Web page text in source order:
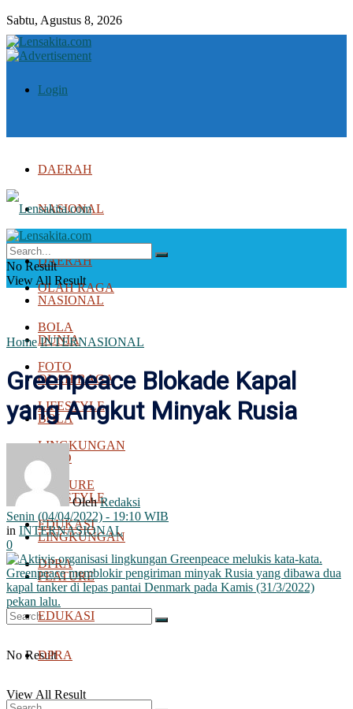
Sabtu, Agustus 8, 2026
Login
DAERAH
NASIONAL
DUNIA
OLAH RAGA
BOLA
FOTO
LIFESTYLE
LINGKUNGAN
FEATURE
EDUKASI
DPRA
No Result
View All Result
DAERAH
NASIONAL
DUNIA
OLAH RAGA
BOLA
FOTO
LIFESTYLE
LINGKUNGAN
FEATURE
EDUKASI
DPRA
No Result
View All Result
Home INTERNASIONAL
Greenpeace Blokade Kapal
yang Angkut Minyak Rusia
Oleh Redaksi
Senin (04/04/2022) - 19:10 WIB
in INTERNASIONAL
0